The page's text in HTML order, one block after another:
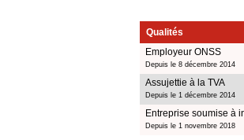
Qualités
Employeur ONSS
Depuis le 8 décembre 2014
Assujettie à la TVA
Depuis le 1 décembre 2014
Entreprise soumise à
Depuis le 1 novembre 2018